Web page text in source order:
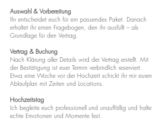
Auswahl & Vorbereitung
Ihr entscheidet euch für ein passendes Paket. Danach
erhaltet ihr einen Fragebogen, den ihr ausfüllt – als
Grundlage für den Vertrag.
Vertrag & Buchung
Nach Klärung aller Details wird der Vertrag erstellt. Mit
der Bestätigung ist euer Termin verbindlich reserviert.
Etwa eine Woche vor der Hochzeit schickt ihr mir euren
Ablaufplan mit Zeiten und Locations.
Hochzeitstag
Ich begleite euch professionell und unauffällig und halte
echte Emotionen und Momente fest.